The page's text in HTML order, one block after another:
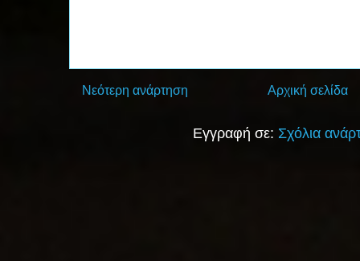
Νεότερη ανάρτηση Αρχική σελίδα
Εγγραφή σε: Σχόλια